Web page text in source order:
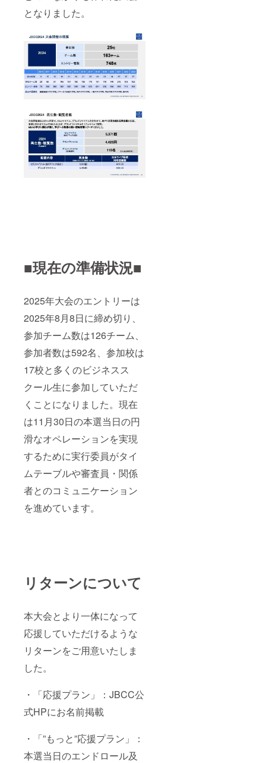
となりました。
■現在の準備状況■
2025年大会のエントリーは
2025年8月8日に締め切り、
参加チーム数は126チーム、
参加者数は592名、参加校は
17校と多くのビジネスス
クール生に参加していただ
くことになりました。現在
は11月30日の本選当日の円
滑なオペレーションを実現
するために実行委員がタイ
ムテーブルや審査員・関係
者とのコミュニケーション
を進めています。
リターンについて
本大会とより一体になって
応援していただけるような
リターンをご用意いたしま
した。
・「応援プラン」：JBCC公
式HPにお名前掲載
・「”もっと”応援プラン」：
本選当日のエンドロール及